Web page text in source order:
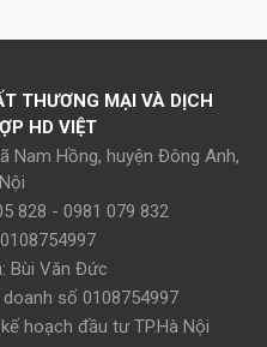
THƯƠNG MẠI VÀ DỊCH
HD VIỆT
Nam Hồng, huyện Đông Anh,
828 - 0981 079 832
Bùi Văn Đức
số 0108754997
hoạch đầu tư TP.Hà Nội